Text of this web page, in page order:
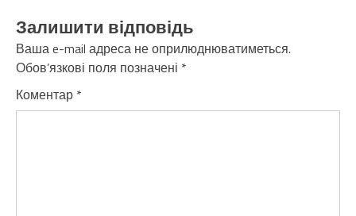
Залишити відповідь
Ваша e-mail адреса не оприлюднюватиметься.
Обов’язкові поля позначені *
Коментар *